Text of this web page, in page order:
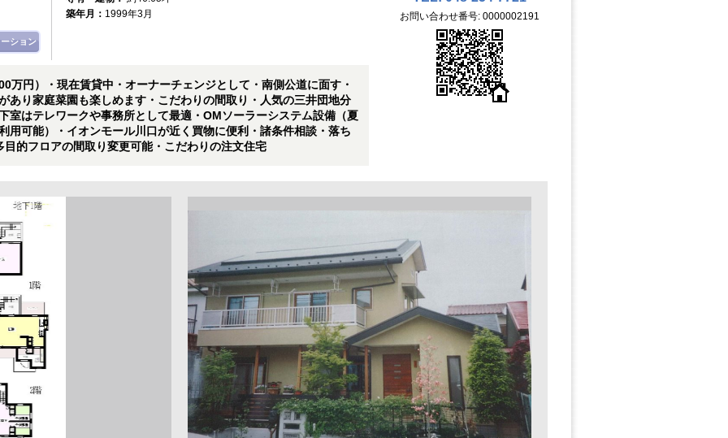
ション
築年月： 1999年3月
円）・現在賃貸中・オーナーチェンジとして・南側公道に面す・
あり家庭菜園も楽しめます・こだわりの間取り・人気の三井団地分
室はテレワークや事務所として最適・OMソーラーシステム設備（夏
用可能）・イオンモール川口が近く買物に便利・諸条件相談・落ち
的フロアの間取り変更可能・こだわりの注文住宅
お問い合わせ番号: 0000002191